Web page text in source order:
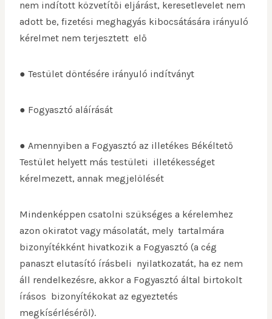
nem indított közvetítői eljárást, keresetlevelet nem
adott be, fizetési meghagyás kibocsátására irányuló
kérelmet nem terjesztett elő
● Testület döntésére irányuló indítványt
● Fogyasztó aláírását
● Amennyiben a Fogyasztó az illetékes Békéltető
Testület helyett más testületi illetékességet
kérelmezett, annak megjelölését
Mindenképpen csatolni szükséges a kérelemhez
azon okiratot vagy másolatát, mely tartalmára
bizonyítékként hivatkozik a Fogyasztó (a cég
panaszt elutasító írásbeli nyilatkozatát, ha ez nem
áll rendelkezésre, akkor a Fogyasztó által birtokolt
írásos bizonyítékokat az egyeztetés
megkísérléséről).